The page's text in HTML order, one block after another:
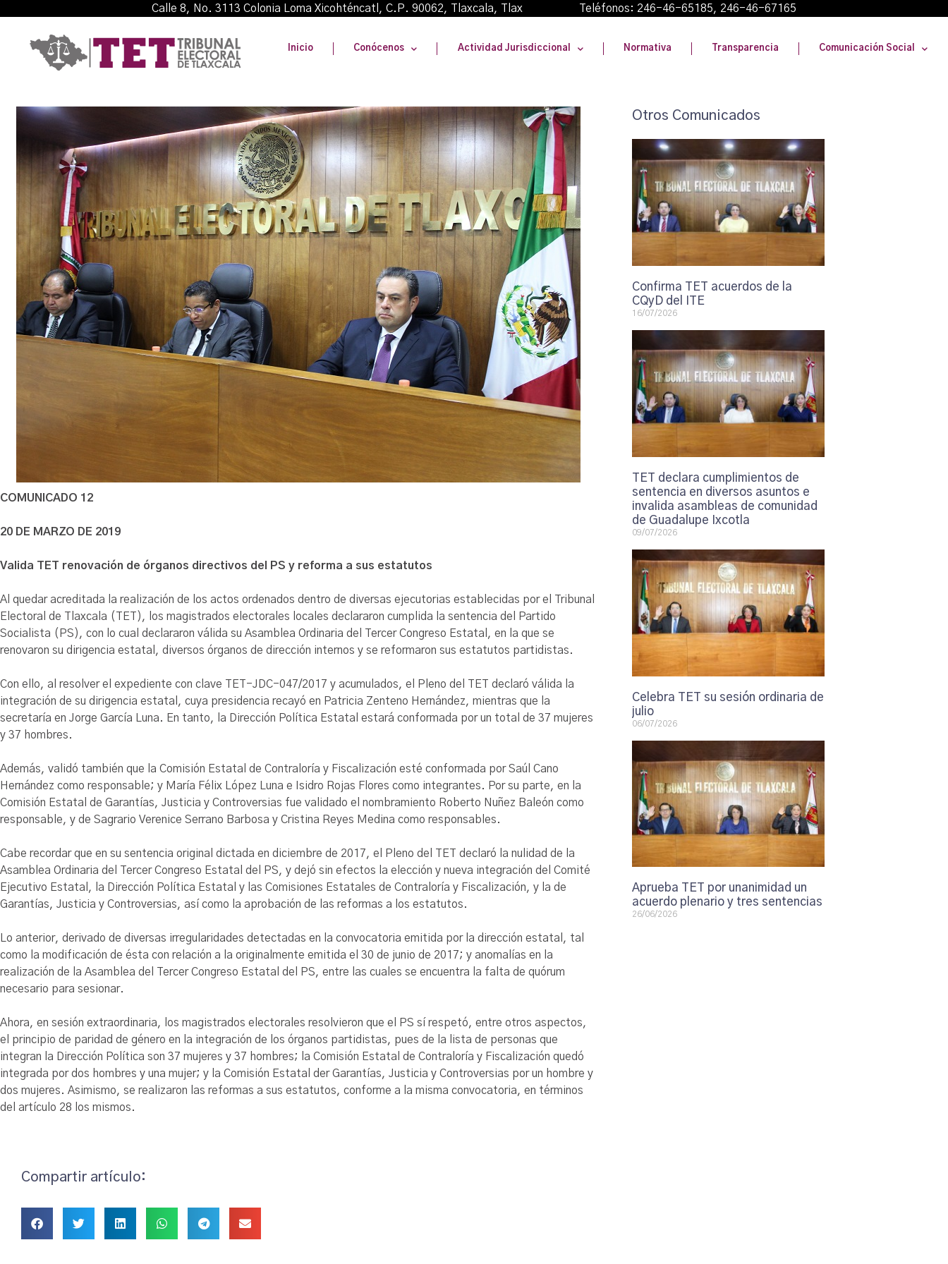
Calle 8, No. 3113 Colonia Loma Xicohténcatl, C.P. 90062, Tlaxcala, Tlax Teléfonos: 246-46-65185, 246-46-67165
Inicio Conócenos Actividad Jurisdiccional Normativa Transparencia Comunicación Social
COMUNICADO 12
20 DE MARZO DE 2019
Valida TET renovación de órganos directivos del PS y reforma a sus estatutos
Al quedar acreditada la realización de los actos ordenados dentro de diversas ejecutorias establecidas por el Tribunal
Electoral de Tlaxcala (TET), los magistrados electorales locales declararon cumplida la sentencia del Partido
Socialista (PS), con lo cual declararon válida su Asamblea Ordinaria del Tercer Congreso Estatal, en la que se
renovaron su dirigencia estatal, diversos órganos de dirección internos y se reformaron sus estatutos partidistas.
Con ello, al resolver el expediente con clave TET-JDC-047/2017 y acumulados, el Pleno del TET declaró válida la
integración de su dirigencia estatal, cuya presidencia recayó en Patricia Zenteno Hernández, mientras que la
secretaría en Jorge García Luna. En tanto, la Dirección Política Estatal estará conformada por un total de 37 mujeres
y 37 hombres.
Además, validó también que la Comisión Estatal de Contraloría y Fiscalización esté conformada por Saúl Cano
Hernández como responsable; y María Félix López Luna e Isidro Rojas Flores como integrantes. Por su parte, en la
Comisión Estatal de Garantías, Justicia y Controversias fue validado el nombramiento Roberto Nuñez Baleón como
responsable, y de Sagrario Verenice Serrano Barbosa y Cristina Reyes Medina como responsables.
Cabe recordar que en su sentencia original dictada en diciembre de 2017, el Pleno del TET declaró la nulidad de la
Asamblea Ordinaria del Tercer Congreso Estatal del PS, y dejó sin efectos la elección y nueva integración del Comité
Ejecutivo Estatal, la Dirección Política Estatal y las Comisiones Estatales de Contraloría y Fiscalización, y la de
Garantías, Justicia y Controversias, así como la aprobación de las reformas a los estatutos.
Lo anterior, derivado de diversas irregularidades detectadas en la convocatoria emitida por la dirección estatal, tal
como la modificación de ésta con relación a la originalmente emitida el 30 de junio de 2017; y anomalías en la
realización de la Asamblea del Tercer Congreso Estatal del PS, entre las cuales se encuentra la falta de quórum
necesario para sesionar.
Ahora, en sesión extraordinaria, los magistrados electorales resolvieron que el PS sí respetó, entre otros aspectos,
el principio de paridad de género en la integración de los órganos partidistas, pues de la lista de personas que
integran la Dirección Política son 37 mujeres y 37 hombres; la Comisión Estatal de Contraloría y Fiscalización quedó
integrada por dos hombres y una mujer; y la Comisión Estatal der Garantías, Justicia y Controversias por un hombre y
dos mujeres. Asimismo, se realizaron las reformas a sus estatutos, conforme a la misma convocatoria, en términos
del artículo 28 los mismos.
Compartir artículo:
Otros Comunicados
Confirma TET acuerdos de la
CQyD del ITE
16/07/2026
TET declara cumplimientos de
sentencia en diversos asuntos e
invalida asambleas de comunidad
de Guadalupe Ixcotla
09/07/2026
Celebra TET su sesión ordinaria de
julio
06/07/2026
Aprueba TET por unanimidad un
acuerdo plenario y tres sentencias
26/06/2026